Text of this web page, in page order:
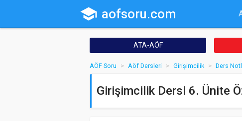
school aofsoru.com
ATA-AÖF
AÖF Soru Aöf Dersleri Girişimcilik Ders
Girişimcilik Dersi 6. Ünite